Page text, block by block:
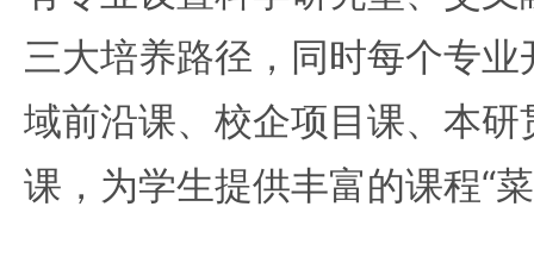
三大培养路径，同时每个专
域前沿课、校企项目课、本
课，为学生提供丰富的课程“